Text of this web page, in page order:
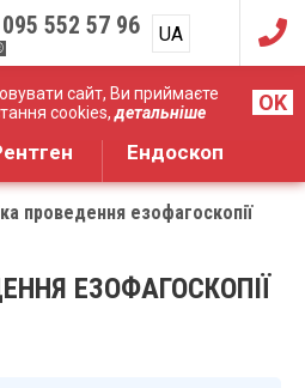
сайт, Ви приймаєте
cookies,детальніше OK
095 552 57 96 UA
RU
обладнання
Ендоскоп
проведення езофагоскопії
ЕЗОФАГОСКОПІЇ